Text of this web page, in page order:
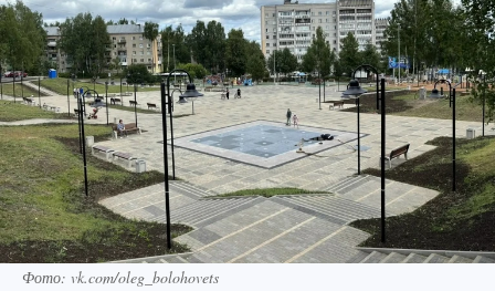
Фото: vk.com/oleg_bolohovets